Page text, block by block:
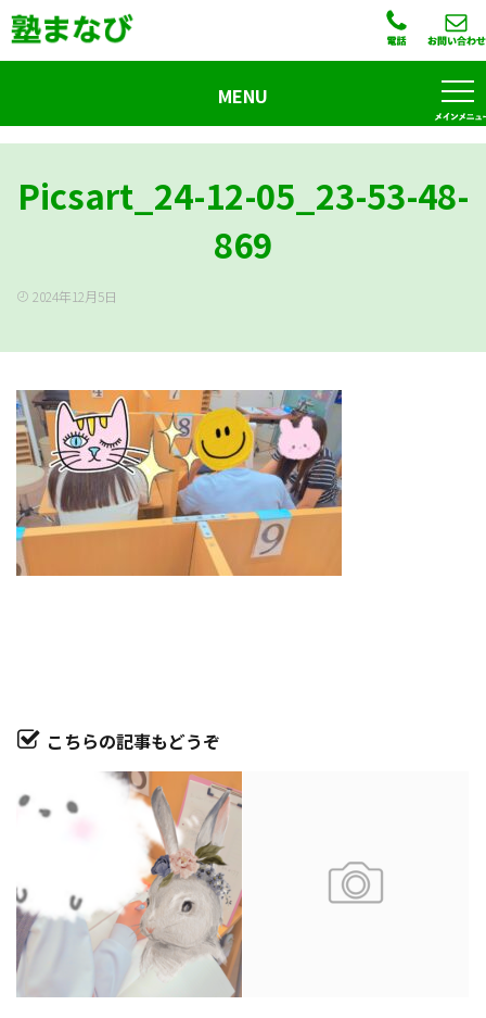
Picsart_24-12-05_23-53-48-
869
2024年12月5日
こちらの記事もどうぞ
MENU